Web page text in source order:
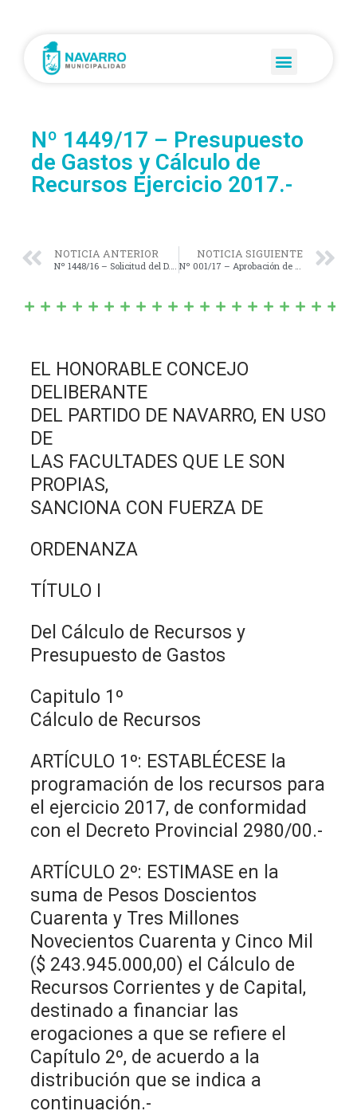
Nº 1449/17 – Presupuesto
de Gastos y Cálculo de
Recursos Ejercicio 2017.-
NOTICIA ANTERIOR
Nº 1448/16 – Solicitud del D.E. para Transferir a Título Gratuito un Excedente Fiscal a favor de Omar H. Ferreño.-
NOTICIA SIGUIENTE
Nº 001/17 – Aprobación de la Nómina de Mayores Contribuyentes.-
EL HONORABLE CONCEJO
DELIBERANTE
DEL PARTIDO DE NAVARRO, EN USO
DE
LAS FACULTADES QUE LE SON
PROPIAS,
SANCIONA CON FUERZA DE
ORDENANZA
TÍTULO I
Del Cálculo de Recursos y
Presupuesto de Gastos
Capitulo 1º
Cálculo de Recursos
ARTÍCULO 1º: ESTABLÉCESE la
programación de los recursos para
el ejercicio 2017, de conformidad
con el Decreto Provincial 2980/00.-
ARTÍCULO 2º: ESTIMASE en la
suma de Pesos Doscientos
Cuarenta y Tres Millones
Novecientos Cuarenta y Cinco Mil
($ 243.945.000,00) el Cálculo de
Recursos Corrientes y de Capital,
destinado a financiar las
erogaciones a que se refiere el
Capítulo 2º, de acuerdo a la
distribución que se indica a
continuación.-